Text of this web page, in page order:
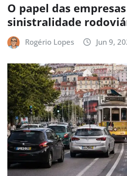
O papel das
sinistralidade
Rogério Lopes Jun 9,